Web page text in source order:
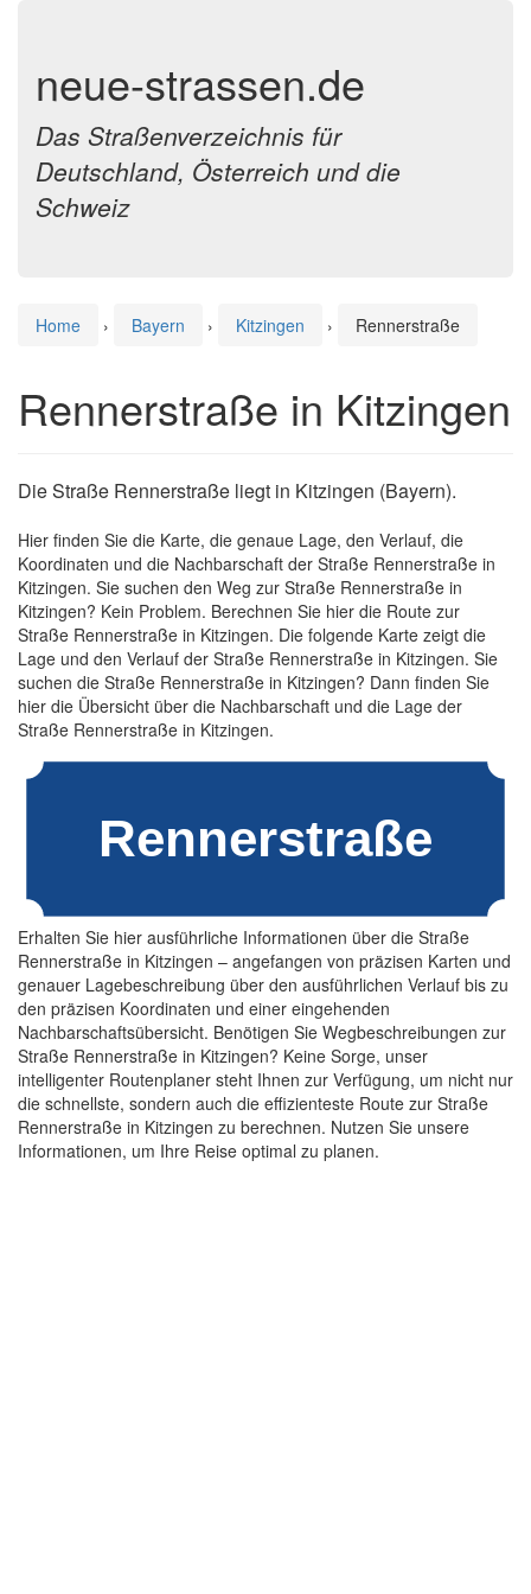
neue-strassen.de
Das Straßenverzeichnis für
Deutschland, Österreich und die
Schweiz
Home › Bayern › Kitzingen › Rennerstraße
Rennerstraße in Kitzingen
Die Straße Rennerstraße liegt in Kitzingen (Bayern).
Hier finden Sie die Karte, die genaue Lage, den Verlauf, die
Koordinaten und die Nachbarschaft der Straße Rennerstraße in
Kitzingen. Sie suchen den Weg zur Straße Rennerstraße in
Kitzingen? Kein Problem. Berechnen Sie hier die Route zur
Straße Rennerstraße in Kitzingen. Die folgende Karte zeigt die
Lage und den Verlauf der Straße Rennerstraße in Kitzingen. Sie
suchen die Straße Rennerstraße in Kitzingen? Dann finden Sie
hier die Übersicht über die Nachbarschaft und die Lage der
Straße Rennerstraße in Kitzingen.
Erhalten Sie hier ausführliche Informationen über die Straße
Rennerstraße in Kitzingen – angefangen von präzisen Karten und
genauer Lagebeschreibung über den ausführlichen Verlauf bis zu
den präzisen Koordinaten und einer eingehenden
Nachbarschaftsübersicht. Benötigen Sie Wegbeschreibungen zur
Straße Rennerstraße in Kitzingen? Keine Sorge, unser
intelligenter Routenplaner steht Ihnen zur Verfügung, um nicht nur
die schnellste, sondern auch die effizienteste Route zur Straße
Rennerstraße in Kitzingen zu berechnen. Nutzen Sie unsere
Informationen, um Ihre Reise optimal zu planen.